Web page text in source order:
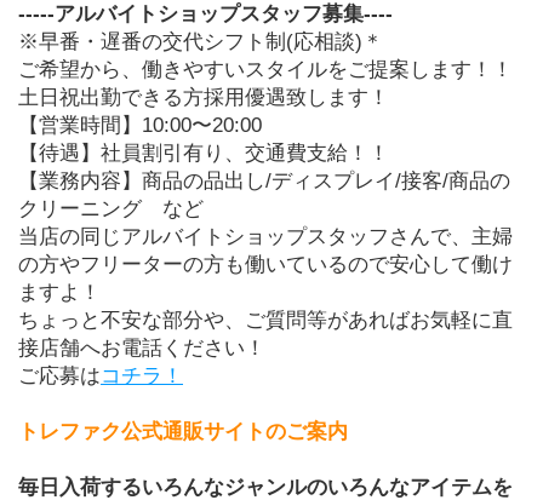
-----アルバイトショップスタッフ募集----
※早番・遅番の交代シフト制(応相談)＊
ご希望から、働きやすいスタイルをご提案します！！
土日祝出勤できる方採用優遇致します！
【営業時間】10:00〜20:00
【待遇】社員割引有り、交通費支給！！
【業務内容】商品の品出し/ディスプレイ/接客/商品の
クリーニング　など
当店の同じアルバイトショップスタッフさんで、主婦
の方やフリーターの方も働いているので安心して働け
ますよ！
ちょっと不安な部分や、ご質問等があればお気軽に直
接店舗へお電話ください！
ご応募はコチラ！
トレファク公式通販サイトのご案内
毎日入荷するいろんなジャンルのいろんなアイテムを